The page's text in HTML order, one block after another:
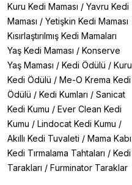
Kuru Kedi Maması / Yavru Kedi
Maması / Yetişkin Kedi Maması
Kısırlaştırılmış Kedi Mamaları
Yaş Kedi Maması / Konserve
Yaş Maması / Kedi Ödülü / Kuru
Kedi Ödülü / Me-O Krema Kedi
Ödülü / Kedi Kumları / Sanicat
Kedi Kumu / Ever Clean Kedi
Kumu / Lindocat Kedi Kumu /
Akıllı Kedi Tuvaleti / Mama Kabı
Kedi Tırmalama Tahtaları / Kedi
Tarakları / Furminator Taraklar